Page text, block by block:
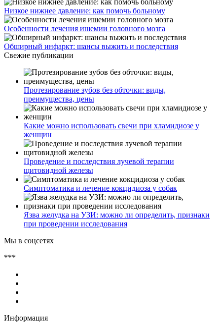
Низкое нижнее давление: как помочь больному
Особенности лечения ишемии головного мозга
Обширный инфаркт: шансы выжить и последствия
Свежие публикации
Протезирование зубов без обточки: виды,
преимущества, цены
Какие можно использовать свечи при хламидиозе у
женщин
Проведение и последствия лучевой терапии
щитовидной железы
Симптоматика и лечение кокцидиоза у собак
Язва желудка на УЗИ: можно ли определить, признаки
при проведении исследования
Мы в соцсетях
***
Информация